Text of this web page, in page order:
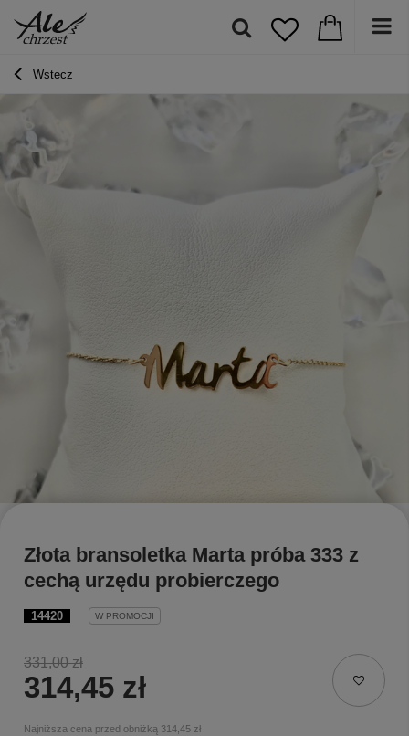
Wstecz
14420 W PROMOCJI
Złota bransoletka Marta próba 333 z
cechą urzędu probierczego
331,00 zł
314,45 zł
Najniższa cena przed obniżką 314,45 zł